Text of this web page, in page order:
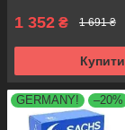
1 352 ₴ 1 691 ₴
Купити
GERMANY! –20%